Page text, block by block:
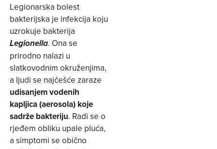
Legionarska bolest
bakterijska je infekcija koju
uzrokuje bakterija
Legionella. Ona se
prirodno nalazi u
slatkovodnim okruženjima,
a ljudi se najčešće zaraze
udisanjem vodenih
kapljica (aerosola) koje
sadrže bakteriju. Radi se o
rjeđem obliku upale pluća,
a simptomi se obično